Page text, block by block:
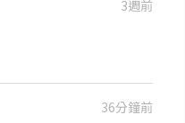
與人互動 ✨ 儀容乾淨整
job-
$289!👇 👉 查看更多職
3週前
36分鐘前